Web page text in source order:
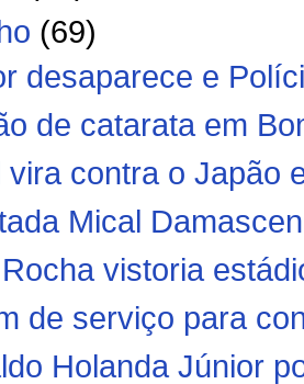
(69)
desaparece e
de catarata em
vira contra o Japão
Mical
vistoria
de serviço para
Holanda Júnior